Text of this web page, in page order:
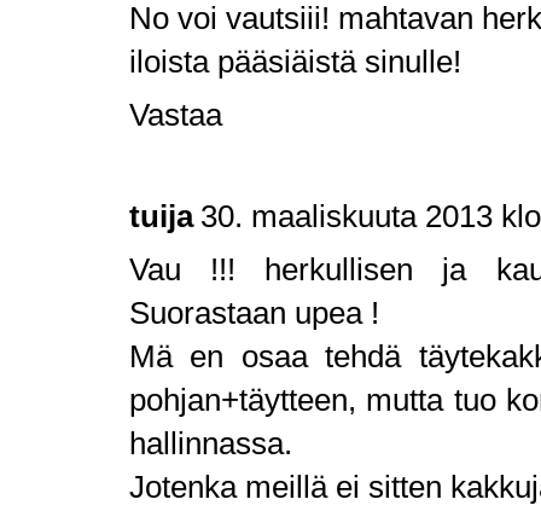
No voi vautsiii! mahtavan
iloista pääsiäistä sinulle!
Vastaa
tuija 30. maaliskuuta 2013
Vau !!! herkullisen ja
Suorastaan upea !
Mä en osaa tehdä
pohjan+täytteen, mutta tuo
hallinnassa.
Jotenka meillä ei sitten